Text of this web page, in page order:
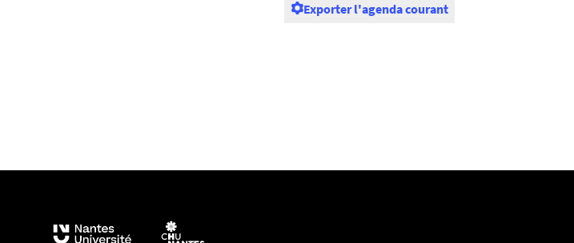
Exporter l'agenda courant